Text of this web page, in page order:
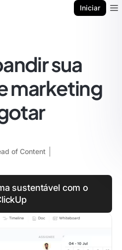
Iniciar
sua
marketing
of Content
sustentável com o